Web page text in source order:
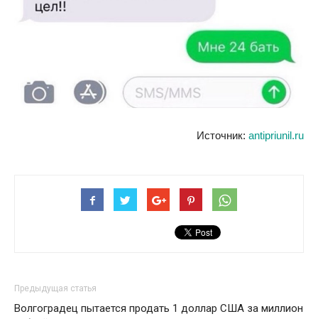
Источник: antipriunil.ru
Предыдущая статья
Волгоградец пытается продать 1 доллар США за миллион